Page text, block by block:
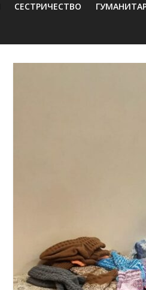
СЕСТРИЧЕСТВО